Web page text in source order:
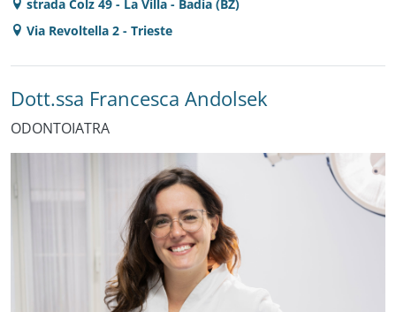
strada Colz 49 - La Villa - Badia (BZ)
Via Revoltella 2 - Trieste
Dott.ssa Francesca Andolsek
ODONTOIATRA